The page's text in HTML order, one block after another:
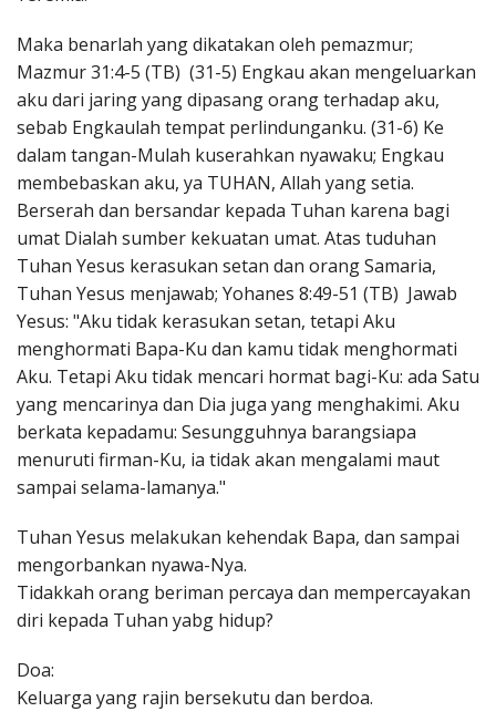
Maka benarlah yang dikatakan oleh pemazmur;
Mazmur 31:4-5 (TB) (31-5) Engkau akan mengeluarkan
aku dari jaring yang dipasang orang terhadap aku,
sebab Engkaulah tempat perlindunganku. (31-6) Ke
dalam tangan-Mulah kuserahkan nyawaku; Engkau
membebaskan aku, ya TUHAN, Allah yang setia.
Berserah dan bersandar kepada Tuhan karena bagi
umat Dialah sumber kekuatan umat. Atas tuduhan
Tuhan Yesus kerasukan setan dan orang Samaria,
Tuhan Yesus menjawab; Yohanes 8:49-51 (TB) Jawab
Yesus: "Aku tidak kerasukan setan, tetapi Aku
menghormati Bapa-Ku dan kamu tidak menghormati
Aku. Tetapi Aku tidak mencari hormat bagi-Ku: ada Satu
yang mencarinya dan Dia juga yang menghakimi. Aku
berkata kepadamu: Sesungguhnya barangsiapa
menuruti firman-Ku, ia tidak akan mengalami maut
sampai selama-lamanya."
Tuhan Yesus melakukan kehendak Bapa, dan sampai
mengorbankan nyawa-Nya.
Tidakkah orang beriman percaya dan mempercayakan
diri kepada Tuhan yabg hidup?
Doa:
Keluarga yang rajin bersekutu dan berdoa.